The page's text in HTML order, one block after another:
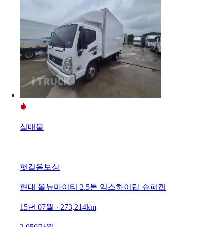
실매물
헛걸음보상
현대 올뉴마이티 2.5톤 익스하이탑 슈퍼캡
15년 07월 · 273,214km